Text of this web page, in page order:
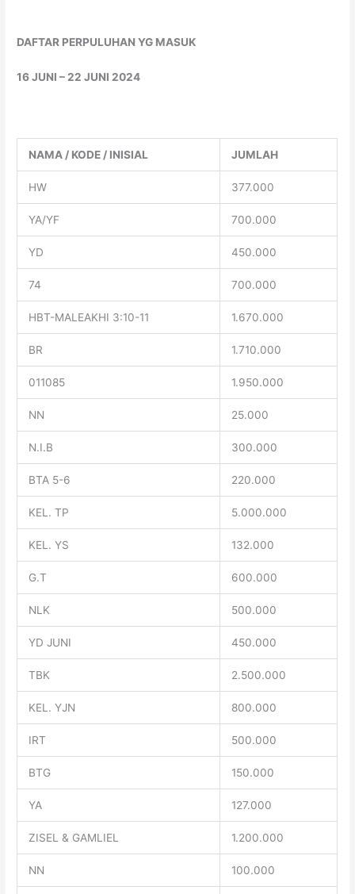
DAFTAR PERPULUHAN YG MASUK
16 JUNI – 22 JUNI 2024
NAMA / KODE / INISIAL JUMLAH
HW 377.000
YA/YF 700.000
YD 450.000
74 700.000
HBT-MALEAKHI 3:10-11 1.670.000
BR 1.710.000
011085 1.950.000
NN 25.000
N.I.B 300.000
BTA 5-6 220.000
KEL. TP 5.000.000
KEL. YS 132.000
G.T 600.000
NLK 500.000
YD JUNI 450.000
TBK 2.500.000
KEL. YJN 800.000
IRT 500.000
BTG 150.000
YA 127.000
ZISEL & GAMLIEL 1.200.000
NN 100.000